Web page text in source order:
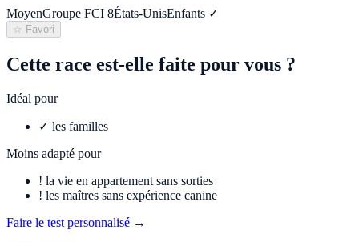
MoyenGroupe FCI 8États-UnisEnfants ✓
☆ Favori
Cette race est-elle faite pour vous ?
Idéal pour
✓ les familles
Moins adapté pour
! la vie en appartement sans sorties
! les maîtres sans expérience canine
Faire le test personnalisé →